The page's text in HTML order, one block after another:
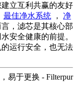
立互利共赢的友好
最佳净水系统 ， 净
，滤芯是其核心部
安全健康的前提。
运行安全，也无法
易于更换 - Filterpur